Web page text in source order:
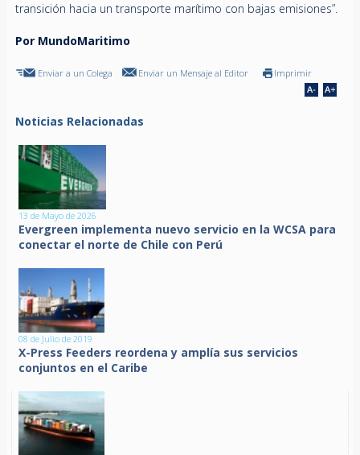
transición hacia un transporte marítimo con bajas emisiones”.
Por MundoMaritimo
Enviar a un Colega Enviar un Mensaje al Editor Imprimir
Noticias Relacionadas
13 de Mayo de 2026
Evergreen implementa nuevo servicio en la WCSA para
conectar el norte de Chile con Perú
08 de Julio de 2019
X-Press Feeders reordena y amplía sus servicios
conjuntos en el Caribe